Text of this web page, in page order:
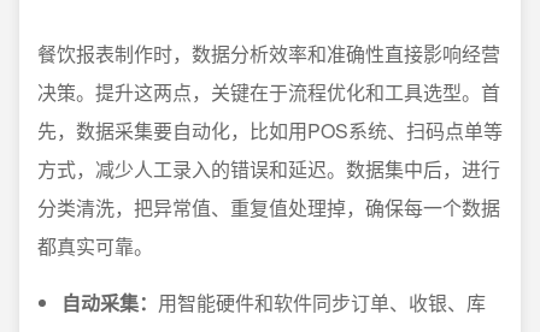
餐饮报表制作时，数据分析效率和准确性直接影响经营
决策。提升这两点，关键在于流程优化和工具选型。首
先，数据采集要自动化，比如用POS系统、扫码点单等
方式，减少人工录入的错误和延迟。数据集中后，进行
分类清洗，把异常值、重复值处理掉，确保每一个数据
都真实可靠。
自动采集： 用智能硬件和软件同步订单、收银、库